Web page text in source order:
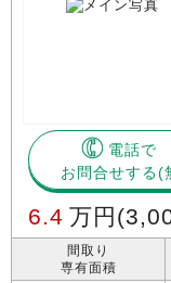
電話で
お問合せする
6.4 万円
間取り
専有面積